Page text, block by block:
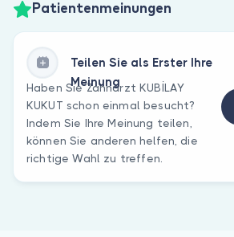
Patientenmeinungen
Teilen Sie als Erster Ihre
Meinung
Haben Sie Zahnarzt KUBİLAY
KUKUT schon einmal besucht?
Indem Sie Ihre Meinung teilen,
können Sie anderen helfen, die
richtige Wahl zu treffen.